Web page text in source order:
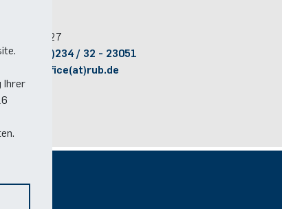
ID 04/327
(+49)(0)234 / 32 - 23051
ptt+office(at)rub.de
Ihrer